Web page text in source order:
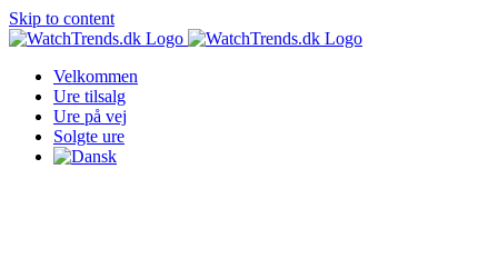
Skip to content
Velkommen
Ure tilsalg
Ure på vej
Solgte ure